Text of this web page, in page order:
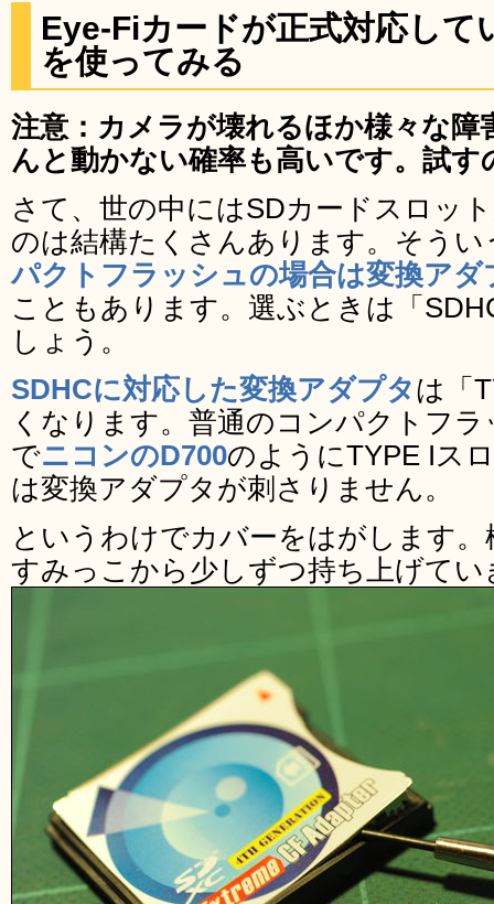
Eye-Fiカードが正式対応し
を使ってみる
注意：カメラが壊れるほか様々な障
んと動かない確率も高いです。試す
さて、世の中にはSDカードスロッ
のは結構たくさんあります。そう
パクトフラッシュの場合は変換アダ
こともあります。選ぶときは「
しょう。
SDHCに対応した変換アダプタは「
くなります。普通のコンパクトフ
でニコンのD700のようにTYPE Iス
は変換アダプタが刺さりません。
というわけでカバーをはがします
すみっこから少しずつ持ち上げてい